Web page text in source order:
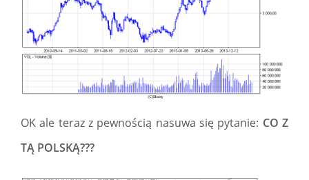
OK ale teraz z pewnością nasuwa się pytanie: CO Z
TĄ POLSKĄ???